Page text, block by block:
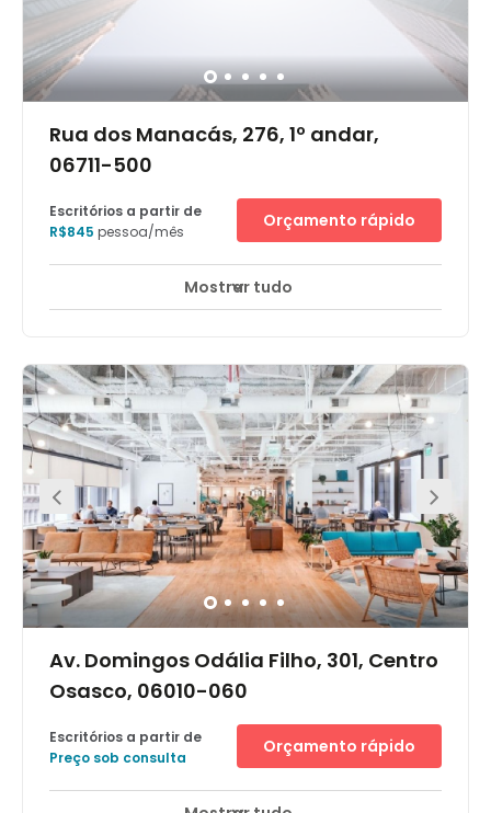
Rua dos Manacás, 276, 1º andar,
06711-500
Escritórios a partir de
R$845 pessoa/mês
Orçamento rápido
Mostrar tudo
Av. Domingos Odália Filho, 301, Centro
Osasco, 06010-060
Escritórios a partir de
Preço sob consulta
Orçamento rápido